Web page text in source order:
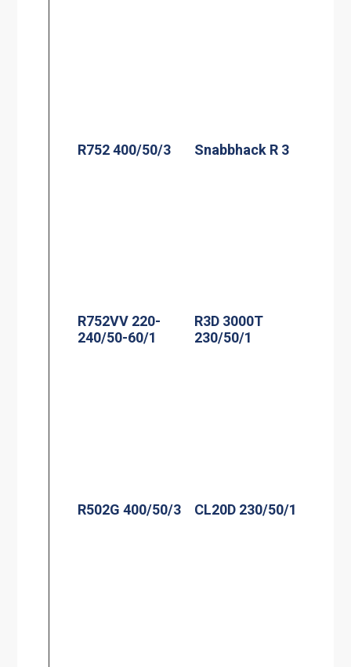
R752 400/50/3 Snabbhack R 3
R752VV 220-
240/50-60/1
R3D 3000T
230/50/1
R502G 400/50/3 CL20D 230/50/1